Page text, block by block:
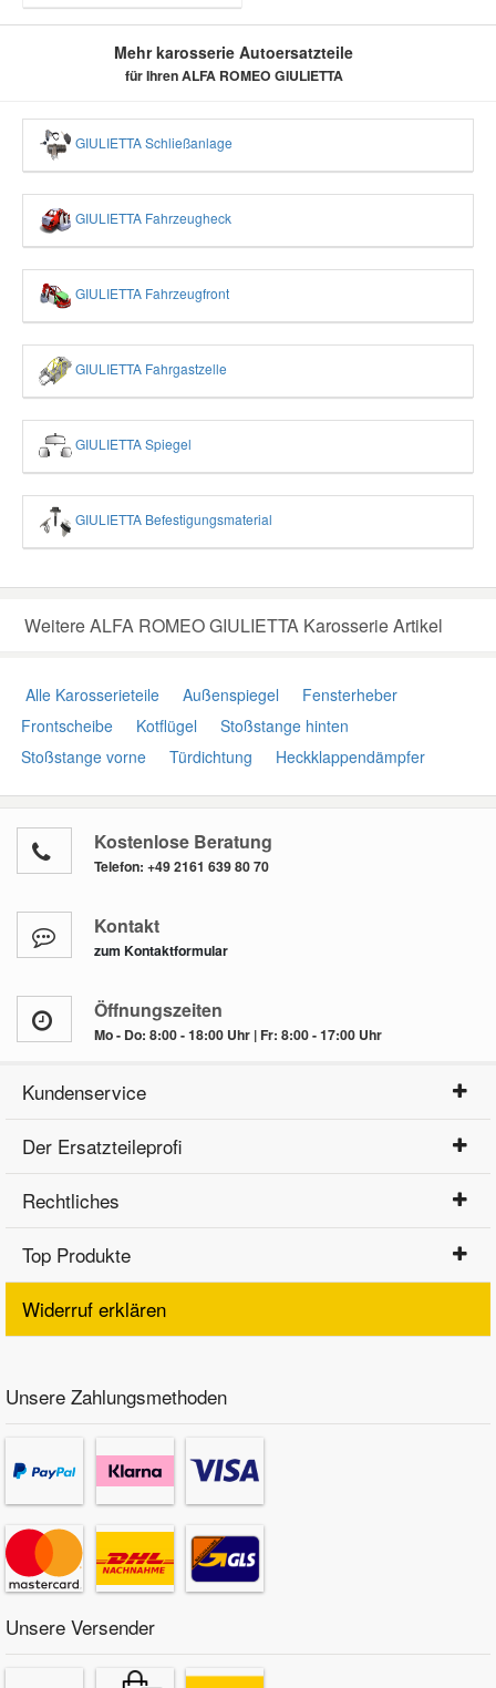
Mehr karosserie Autoersatzteile
für Ihren ALFA ROMEO GIULIETTA
GIULIETTA Schließanlage
GIULIETTA Fahrzeugheck
GIULIETTA Fahrzeugfront
GIULIETTA Fahrgastzelle
GIULIETTA Spiegel
GIULIETTA Befestigungsmaterial
Weitere ALFA ROMEO GIULIETTA Karosserie Artikel
Alle Karosserieteile Außenspiegel
Fensterheber
Frontscheibe
Kotflügel
Stoßstange hinten
Stoßstange vorne
Türdichtung Heckklappendämpfer
Kostenlose Beratung
Telefon: +49 2161 639 80 70
Kontakt
zum Kontaktformular
Öffnungszeiten
Mo - Do: 8:00 - 18:00 Uhr | Fr: 8:00 - 17:00 Uhr
Kundenservice
Der Ersatzteileprofi
Rechtliches
Top Produkte
Widerruf erklären
Unsere Zahlungsmethoden
Unsere Versender